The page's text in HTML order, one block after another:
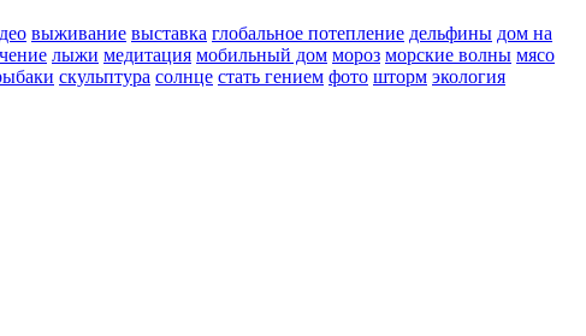
выживание выставка глобальное потепление дельфины дом на
лыжи медитация мобильный дом мороз морские волны мясо
скульптура солнце стать гением фото шторм экология